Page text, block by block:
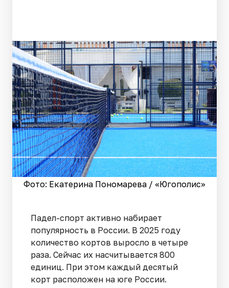
Фото: Екатерина Пономарева / «Югополис»
Падел-спорт активно набирает
популярность в России. В 2025 году
количество кортов выросло в четыре
раза. Сейчас их насчитывается 800
единиц. При этом каждый десятый
корт расположен на юге России.